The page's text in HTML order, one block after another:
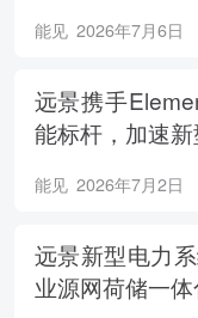
能见 2026年7月6日
远景携手
能标杆，加速
能见 2026年7月2日
远景新型电力
业源网荷储一体